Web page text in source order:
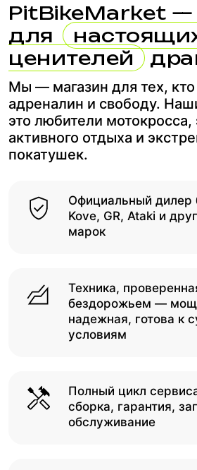
PitBikeMarket —
для
ценителей
Мы — магазин для тех,
адреналин и свободу.
это любители мотокросса,
активного отдыха и
покатушек.
Официальный дилер
Kove, GR, Ataki и
марок
Техника,
бездорожьем —
надежная, готова к
условиям
Полный цикл
сборка, гарантия,
обслуживание